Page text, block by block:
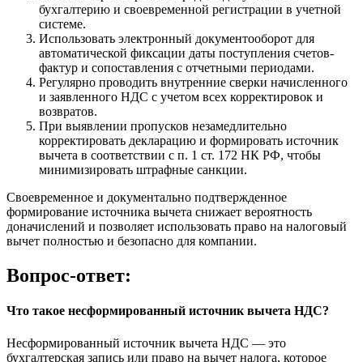
бухгалтерию и своевременной регистрации в учетной
системе.
Использовать электронный документооборот для
автоматической фиксации даты поступления счетов-
фактур и сопоставления с отчетными периодами.
Регулярно проводить внутренние сверки начисленного
и заявленного НДС с учетом всех корректировок и
возвратов.
При выявлении пропусков незамедлительно
корректировать декларацию и формировать источник
вычета в соответствии с п. 1 ст. 172 НК РФ, чтобы
минимизировать штрафные санкции.
Своевременное и документально подтвержденное
формирование источника вычета снижает вероятность
доначислений и позволяет использовать право на налоговый
вычет полностью и безопасно для компании.
Вопрос-ответ:
Что такое несформированный источник вычета НДС?
Несформированный источник вычета НДС — это
бухгалтерская запись или право на вычет налога, которое